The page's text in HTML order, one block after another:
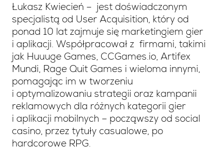
Łukasz Kwiecień – jest doświadczonym
specjalistą od User Acquisition, który od
ponad 10 lat zajmuje się marketingiem gier
i aplikacji. Współpracował z firmami, takimi
jak Huuuge Games, CCGames.io, Artifex
Mundi, Rage Quit Games i wieloma innymi,
pomagając im w tworzeniu
i optymalizowaniu strategii oraz kampanii
reklamowych dla różnych kategorii gier
i aplikacji mobilnych – począwszy od social
casino, przez tytuły casualowe, po
hardcorowe RPG.